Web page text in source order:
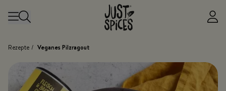
Rezepte / Veganes Pilzragout